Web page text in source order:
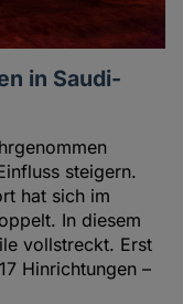
in Saudi-
steigern.
hat sich im
In diesem
vollstreckt. Erst
Hinrichtungen –